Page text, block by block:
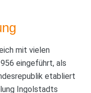
mit vielen
eingeführt, als
etabliert
Ingolstadts